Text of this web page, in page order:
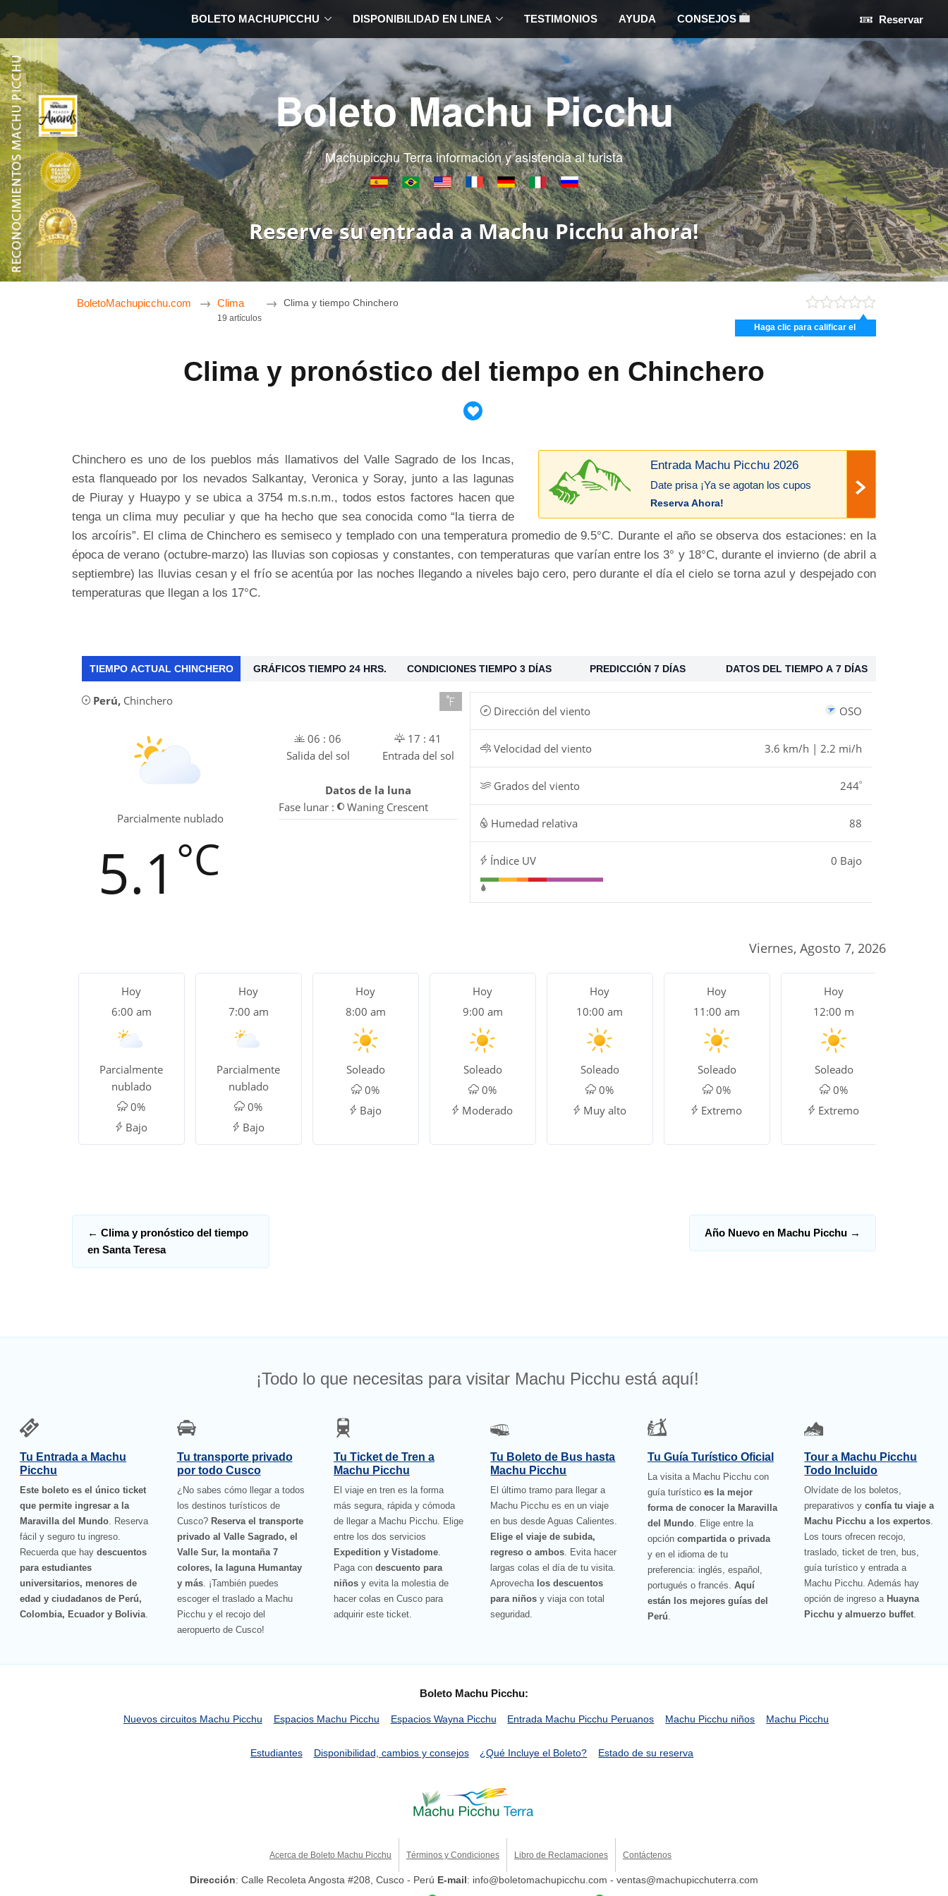
BOLETO MACHUPICCHU DISPONIBILIDAD EN LINEA TESTIMONIOS AYUDA CONSEJOS Reservar
Boleto Machu Picchu
Machupicchu Terra información y asistencia al turista
Reserve su entrada a Machu Picchu ahora!
BoletoMachupicchu.com Clima
19 artículos
Clima y tiempo Chinchero
Haga clic para calificar el
Clima y pronóstico del tiempo en Chinchero
Entrada Machu Picchu 2026
Date prisa ¡Ya se agotan los cupos
Reserva Ahora!
Chinchero es uno de los pueblos más llamativos del Valle Sagrado de los Incas,
esta flanqueado por los nevados Salkantay, Veronica y Soray, junto a las lagunas
de Piuray y Huaypo y se ubica a 3754 m.s.n.m., todos estos factores hacen que
tenga un clima muy peculiar y que ha hecho que sea conocida como “la tierra de
los arcoíris”. El clima de Chinchero es semiseco y templado con una temperatura promedio de 9.5°C. Durante el año se observa dos estaciones: en la
época de verano (octubre-marzo) las lluvias son copiosas y constantes, con temperaturas que varían entre los 3° y 18°C, durante el invierno (de abril a
septiembre) las lluvias cesan y el frío se acentúa por las noches llegando a niveles bajo cero, pero durante el día el cielo se torna azul y despejado con
temperaturas que llegan a los 17°C.
TIEMPO ACTUAL CHINCHERO GRÁFICOS TIEMPO 24 HRS. CONDICIONES TIEMPO 3 DÍAS PREDICCIÓN 7 DÍAS DATOS DEL TIEMPO A 7 DÍAS
Perú, Chinchero
Parcialmente nublado
5.1 °C
06 : 06
Salida del sol
17 : 41
Entrada del sol
Datos de la luna
Fase lunar :
Waning Crescent
Dirección del viento OSO
Velocidad del viento 3.6 km/h | 2.2 mi/h
Grados del viento 244º
Humedad relativa 88
Índice UV 0 Bajo
Viernes, Agosto 7, 2026
Hoy
6:00 am
Parcialmente
nublado
0%
Bajo
Hoy
7:00 am
Parcialmente
nublado
0%
Bajo
Hoy
8:00 am
Soleado
0%
Bajo
Hoy
9:00 am
Soleado
0%
Moderado
Hoy
10:00 am
Soleado
0%
Muy alto
Hoy
11:00 am
Soleado
0%
Extremo
Hoy
12:00 m
Soleado
0%
Extremo
← Clima y pronóstico del tiempo
en Santa Teresa
Año Nuevo en Machu Picchu →
¡Todo lo que necesitas para visitar Machu Picchu está aquí!
Tu Entrada a Machu
Picchu
Este boleto es el único ticket
que permite ingresar a la
Maravilla del Mundo. Reserva
fácil y seguro tu ingreso.
Recuerda que haydescuentos
para estudiantes
universitarios, menores de
edad y ciudadanos de Perú,
Colombia, Ecuador y Bolivia.
Tu transporte privado
por todo Cusco
¿No sabes cómo llegar a todos
los destinos turísticos de
Cusco? Reserva el transporte
privado al Valle Sagrado, el
Valle Sur, la montaña 7
colores, la laguna Humantay
y más. ¡También puedes
escoger el traslado a Machu
Picchu y el recojo del
aeropuerto de Cusco!
Tu Ticket de Tren a
Machu Picchu
El viaje en tren es la forma
más segura, rápida y cómoda
de llegar a Machu Picchu. Elige
entre los dos servicios
Expedition y Vistadome.
Paga con descuento para
niños y evita la molestia de
hacer colas en Cusco para
adquirir este ticket.
Tu Boleto de Bus hasta
Machu Picchu
El último tramo para llegar a
Machu Picchu es en un viaje
en bus desde Aguas Calientes.
Elige el viaje de subida,
regreso o ambos. Evita hacer
largas colas el día de tu visita.
Aprovecha los descuentos
para niños y viaja con total
seguridad.
Tu Guía Turístico Oficial
La visita a Machu Picchu con
guía turísticoes la mejor
forma de conocer la Maravilla
del Mundo. Elige entre la
opción compartida o privada
y en el idioma de tu
preferencia: inglés, español,
portugués o francés. Aquí
están los mejores guías del
Perú.
Tour a Machu Picchu
Todo Incluido
Olvídate de los boletos,
preparativos yconfía tu viaje a
Machu Picchu a los expertos.
Los tours ofrecen recojo,
traslado, ticket de tren, bus,
guía turístico y entrada a
Machu Picchu. Además hay
opción de ingreso a Huayna
Picchu y almuerzo buffet.
Boleto Machu Picchu:
Nuevos circuitos Machu Picchu Espacios Machu Picchu Espacios Wayna Picchu Entrada Machu Picchu Peruanos Machu Picchu niños Machu Picchu
Estudiantes Disponibilidad, cambios y consejos ¿Qué Incluye el Boleto? Estado de su reserva
Acerca de Boleto Machu Picchu Términos y Condiciones Libro de Reclamaciones Contáctenos
Dirección: Calle Recoleta Angosta #208, Cusco - Perú E-mail: info@boletomachupicchu.com - ventas@machupicchuterra.com